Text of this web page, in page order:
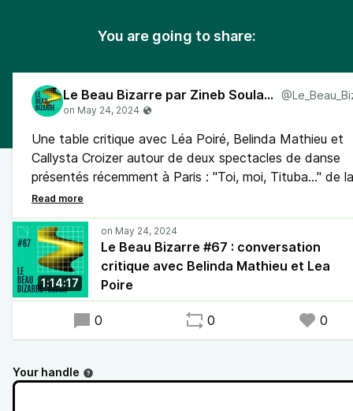
You are going to share:
Le Beau Bizarre par Zineb Soulaimani
Une table critique avec Léa Poiré, Belinda Mathieu et
Callysta Croizer autour de deux spectacles de danse
présentés récemment à Paris : "Toi, moi, Tituba…" de la
chorégraphe britannico-rwandaise Dorothée
et le spectacle "Hatched Ensemble" de la chorégraphe
sud africaine Mamela Nyamza.
1:14:17
Le Beau Bizarre #67 : conversation
critique avec Belinda Mathieu et Lea
Poire
0 0 0
Your handle